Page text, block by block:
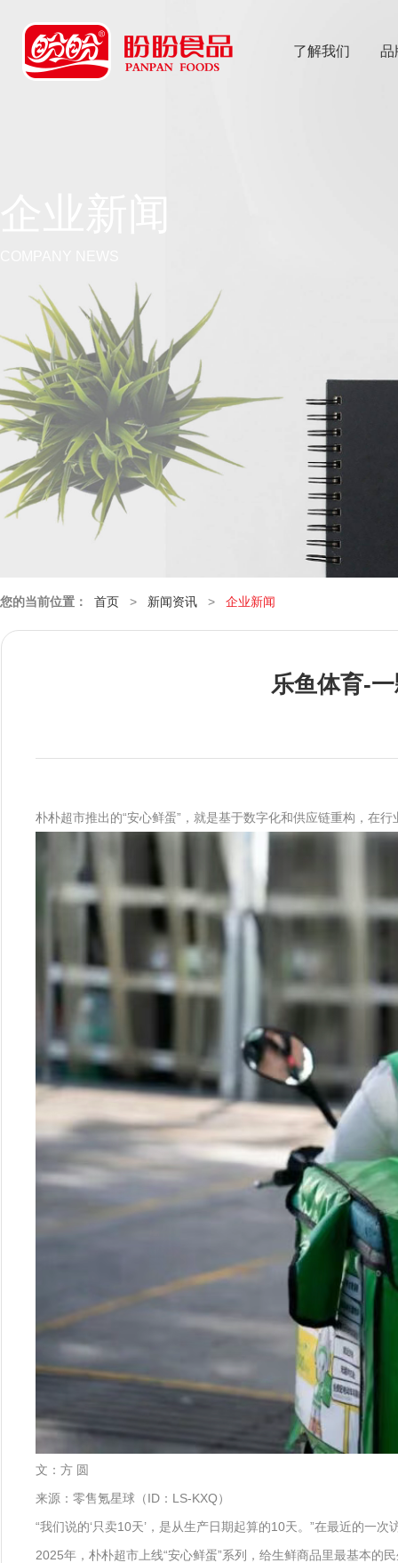
了解我们 品
您的当前位置： 首页 > 新闻资讯 > 企业新闻
乐鱼体育-
朴朴超市推出的“安心鲜蛋”，就是基于数字化和供应链重构，在
文：方 圆
来源：零售氪星球（ID：LS-KXQ）
“我们说的‘只卖10天’，是从生产日期起算的10天。”在最近的一
2025年，朴朴超市上线“安心鲜蛋”系列，给生鲜商品里最基本